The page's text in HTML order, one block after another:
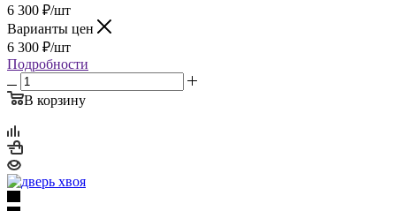
6 300 ₽/шт
Варианты цен
6 300 ₽/шт
Подробности
В корзину